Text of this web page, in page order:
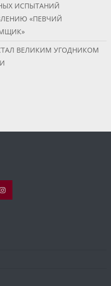
ИСПЫТАНИЙ
«ПЕВЧИЙ
ВЕЛИКИМ УГОДНИКОМ